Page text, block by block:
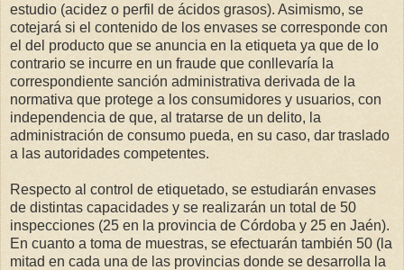
estudio (acidez o perfil de ácidos grasos). Asimismo, se
cotejará si el contenido de los envases se corresponde con
el del producto que se anuncia en la etiqueta ya que de lo
contrario se incurre en un fraude que conllevaría la
correspondiente sanción administrativa derivada de la
normativa que protege a los consumidores y usuarios, con
independencia de que, al tratarse de un delito, la
administración de consumo pueda, en su caso, dar traslado
a las autoridades competentes.
Respecto al control de etiquetado, se estudiarán envases
de distintas capacidades y se realizarán un total de 50
inspecciones (25 en la provincia de Córdoba y 25 en Jaén).
En cuanto a toma de muestras, se efectuarán también 50 (la
mitad en cada una de las provincias donde se desarrolla la